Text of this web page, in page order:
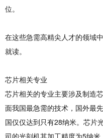
位。
在这些急需高精尖人才的领域
就读。
芯片相关专业
芯片相关的专业主要涉及制造
面我国最急需的技术，国外最
国仅仅达到只有28纳米。芯片
司的光刻机其加工精度为5纳